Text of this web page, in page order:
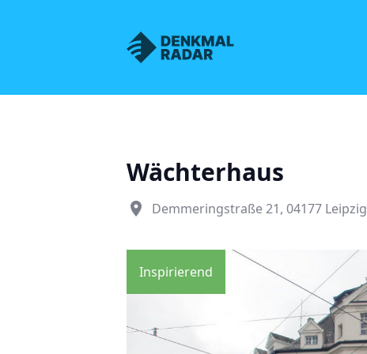
Denkmalnetz Sachsen
Wächterhaus
place Demmeringstraße 21, 04177 Leipzig
Inspirierend